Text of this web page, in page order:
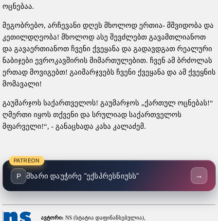
ოცნებაა.
მეგობრებო, არჩევანი დღეს მხოლოდ ერთია- მშვიდობა და
კეთილდღეობა! მხოლოდ ასე შევძლებთ გავამთლიანოთ
და გავაერთიანოთ ჩვენი ქვეყანა და გადავდგათ რეალური
ნაბიჯები ევროკავშირის მიმართულებით. ჩვენ ამ ბრძოლას
ერთად მოვიგებთ! გაიმარჯვებს ჩვენი ქვეყანა და ამ ქვეყნის
მომავალი!
გაუმარჯოს საქართველოს! გაუმარჯოს „ქართულ ოცნებას!“
ღმერთი იყოს თქვენი და სრულიად საქართველოს
მფარველი!“, - განაცხადა კახა კალაძემ.
PATREON
P მხარი დაუჭირე "ექსპრესნიუსს" →
ავტორი: NS (სტატია დაფინანსებულია),